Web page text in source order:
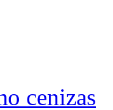
cenizas